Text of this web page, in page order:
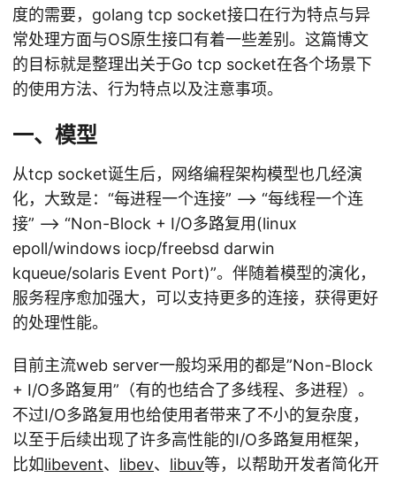
度的需要，golang tcp socket接口在行为特点与异
常处理方面与OS原生接口有着一些差别。这篇博文
的目标就是整理出关于Go tcp socket在各个场景下
的使用方法、行为特点以及注意事项。
一、模型
从tcp socket诞生后，网络编程架构模型也几经演
化，大致是：“每进程一个连接” –> “每线程一个连
接” –> “Non-Block + I/O多路复用(linux
epoll/windows iocp/freebsd darwin
kqueue/solaris Event Port)”。伴随着模型的演化，
服务程序愈加强大，可以支持更多的连接，获得更好
的处理性能。
目前主流web server一般均采用的都是”Non-Block
+ I/O多路复用”（有的也结合了多线程、多进程）。
不过I/O多路复用也给使用者带来了不小的复杂度，
以至于后续出现了许多高性能的I/O多路复用框架，
比如libevent、 libev、 libuv等，以帮助开发者简化开